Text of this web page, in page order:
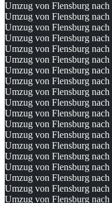
Umzug von Flensburg nach
Umzug von Flensburg nach
Umzug von Flensburg
Umzug von Flensburg nach
Umzug von Flensburg nach
Umzug von Flensburg nach
Umzug von Flensburg
Umzug von Flensburg nach
Umzug von Flensburg nach
Umzug von Flensburg nach
Umzug von Flensburg
Umzug von Flensburg nach
Umzug von Flensburg nach
Umzug von Flensburg nach
Umzug von Flensburg nach
Umzug von Flensburg nach
Umzug von Flensburg nach
Umzug von Flensburg
Umzug von Flensburg